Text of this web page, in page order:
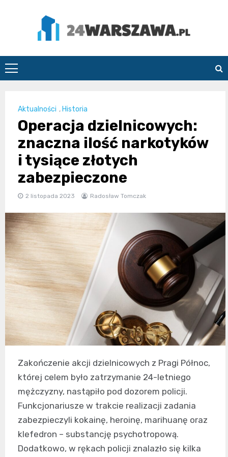
24Warszawa.pl
Aktualności , Historia
Operacja dzielnicowych:
znaczna ilość narkotyków
i tysiące złotych
zabezpieczone
2 listopada 2023 Radosław Tomczak
Zakończenie akcji dzielnicowych z Pragi Północ,
której celem było zatrzymanie 24-letniego
mężczyzny, nastąpiło pod dozorem policji.
Funkcjonariusze w trakcie realizacji zadania
zabezpieczyli kokainę, heroinę, marihuanę oraz
klefedron – substancję psychotropową.
Dodatkowo, w rękach policji znalazło się kilka